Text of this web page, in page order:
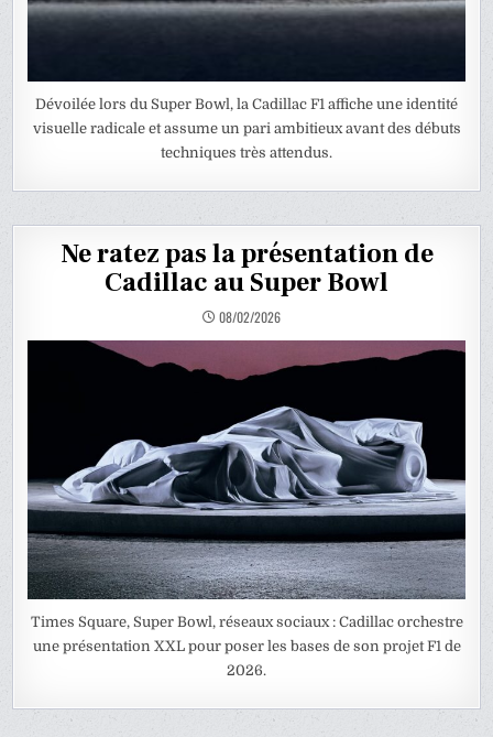
Dévoilée lors du Super Bowl, la Cadillac F1 affiche une identité
visuelle radicale et assume un pari ambitieux avant des débuts
techniques très attendus.
Ne ratez pas la présentation de
Cadillac au Super Bowl
08/02/2026
Times Square, Super Bowl, réseaux sociaux : Cadillac orchestre
une présentation XXL pour poser les bases de son projet F1 de
2026.